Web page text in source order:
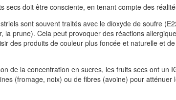
secs doit être consciente, en tenant compte des
sont souvent traités avec le dioxyde de soufre
la prune). Cela peut provoquer des réactions
des produits de couleur plus foncée et naturelle et
de la concentration en sucres, les fruits secs ont un
(fromage, noix) ou de fibres (avoine) pour atténuer